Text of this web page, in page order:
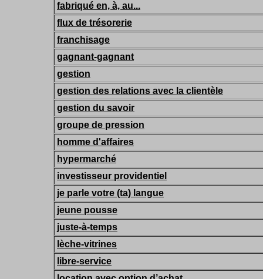
fabriqué en, à, au...
flux de trésorerie
franchisage
gagnant-gagnant
gestion
gestion des relations avec la clientèle
gestion du savoir
groupe de pression
homme d'affaires
hypermarché
investisseur providentiel
je parle votre (ta) langue
jeune pousse
juste-à-temps
lèche-vitrines
libre-service